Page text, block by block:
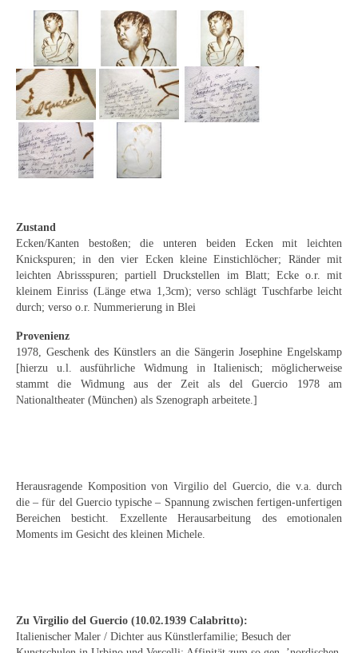
Richard Sprick
Weitere Künstler 1900-1945
Kunst nach 1945
Helmut Diekmann
Hermann Dieste
August Lange-Brock
Ferdinand Springer
Arne Siegfried
Curt Wittenbecher
Unbekannt
Autographen / Dokumente
Düsseldorfer Künstler
Fränkische Künstler
Pfälzer Künstler
Zustand
Ecken/Kanten bestoßen; die unteren beiden Ecken mit leichten
Knickspuren; in den vier Ecken kleine Einstichlöcher; Ränder mit
leichten Abrissspuren; partiell Druckstellen im Blatt; Ecke o.r. mit
kleinem Einriss (Länge etwa 1,3cm); verso schlägt Tuschfarbe leicht
durch; verso o.r. Nummerierung in Blei
Provenienz
1978, Geschenk des Künstlers an die Sängerin Josephine Engelskamp
[hierzu u.l. ausführliche Widmung in Italienisch; möglicherweise
stammt die Widmung aus der Zeit als del Guercio 1978 am
Nationaltheater (München) als Szenograph arbeitete.]
Herausragende Komposition von Virgilio del Guercio, die v.a. durch
die – für del Guercio typische – Spannung zwischen fertigen-unfertigen
Bereichen besticht. Exzellente Herausarbeitung des emotionalen
Moments im Gesicht des kleinen Michele.
Zu Virgilio del Guercio (10.02.1939 Calabritto):
Italienischer Maler / Dichter aus Künstlerfamilie; Besuch der